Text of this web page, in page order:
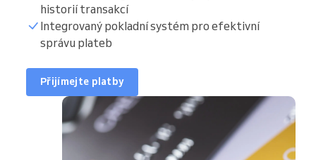
historií transakcí
Integrovaný pokladní systém pro efektivní
správu plateb
Přijímejte platby